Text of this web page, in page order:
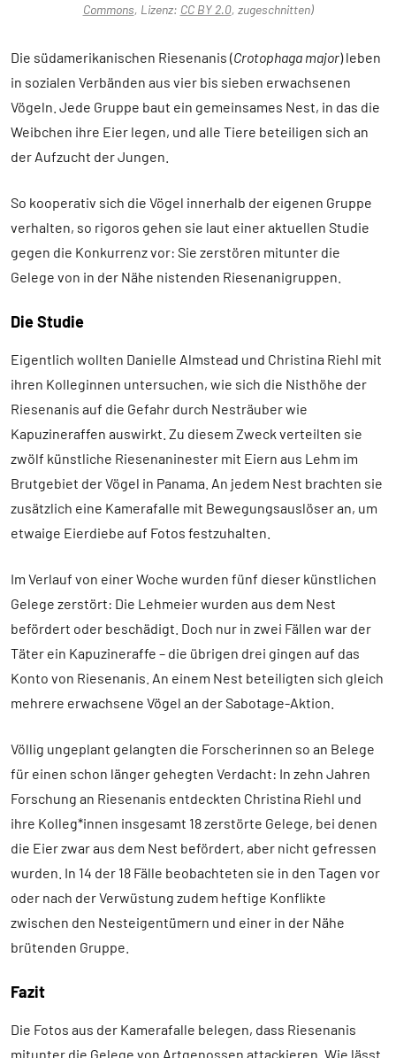
Commons, Lizenz: CC BY 2.0, zugeschnitten)
Die südamerikanischen Riesenanis (Crotophaga major) leben
in sozialen Verbänden aus vier bis sieben erwachsenen
Vögeln. Jede Gruppe baut ein gemeinsames Nest, in das die
Weibchen ihre Eier legen, und alle Tiere beteiligen sich an
der Aufzucht der Jungen.
So kooperativ sich die Vögel innerhalb der eigenen Gruppe
verhalten, so rigoros gehen sie laut einer aktuellen Studie
gegen die Konkurrenz vor: Sie zerstören mitunter die
Gelege von in der Nähe nistenden Riesenanigruppen.
Die Studie
Eigentlich wollten Danielle Almstead und Christina Riehl mit
ihren Kolleginnen untersuchen, wie sich die Nisthöhe der
Riesenanis auf die Gefahr durch Nesträuber wie
Kapuzineraffen auswirkt. Zu diesem Zweck verteilten sie
zwölf künstliche Riesenaninester mit Eiern aus Lehm im
Brutgebiet der Vögel in Panama. An jedem Nest brachten sie
zusätzlich eine Kamerafalle mit Bewegungsauslöser an, um
etwaige Eierdiebe auf Fotos festzuhalten.
Im Verlauf von einer Woche wurden fünf dieser künstlichen
Gelege zerstört: Die Lehmeier wurden aus dem Nest
befördert oder beschädigt. Doch nur in zwei Fällen war der
Täter ein Kapuzineraffe – die übrigen drei gingen auf das
Konto von Riesenanis. An einem Nest beteiligten sich gleich
mehrere erwachsene Vögel an der Sabotage-Aktion.
Völlig ungeplant gelangten die Forscherinnen so an Belege
für einen schon länger gehegten Verdacht: In zehn Jahren
Forschung an Riesenanis entdeckten Christina Riehl und
ihre Kolleg*innen insgesamt 18 zerstörte Gelege, bei denen
die Eier zwar aus dem Nest befördert, aber nicht gefressen
wurden. In 14 der 18 Fälle beobachteten sie in den Tagen vor
oder nach der Verwüstung zudem heftige Konflikte
zwischen den Nesteigentümern und einer in der Nähe
brütenden Gruppe.
Fazit
Die Fotos aus der Kamerafalle belegen, dass Riesenanis
mitunter die Gelege von Artgenossen attackieren. Wie lässt